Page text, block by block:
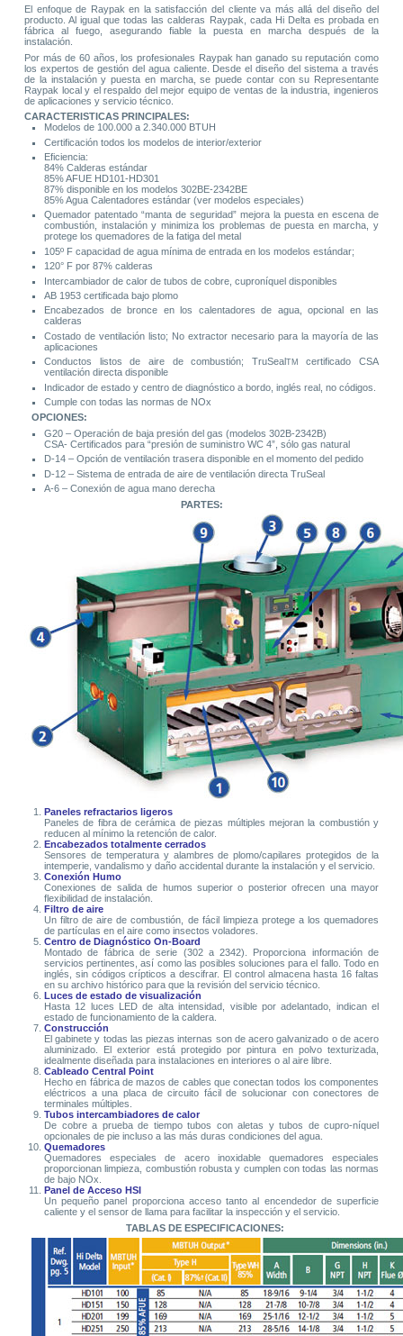
El enfoque de Raypak en la satisfacción del cliente va más allá del diseño del
producto. Al igual que todas las calderas Raypak, cada Hi Delta es probada en
fábrica al fuego, asegurando fiable la puesta en marcha después de la
instalación.
Por más de 60 años, los profesionales Raypak han ganado su reputación como
los expertos de gestión del agua caliente. Desde el diseño del sistema a través
de la instalación y puesta en marcha, se puede contar con su Representante
Raypak local y el respaldo del mejor equipo de ventas de la industria, ingenieros
de aplicaciones y servicio técnico.
CARACTERISTICAS PRINCIPALES:
Modelos de 100.000 a 2.340.000 BTUH
Certificación todos los modelos de interior/exterior
Eficiencia:
84% Calderas estándar
85% AFUE HD101-HD301
87% disponible en los modelos 302BE-2342BE
85% Agua Calentadores estándar (ver modelos especiales)
Quemador patentado “manta de seguridad” mejora la puesta en escena de
combustión, instalación y minimiza los problemas de puesta en marcha, y
protege los quemadores de la fatiga del metal
105º F capacidad de agua mínima de entrada en los modelos estándar;
120° F por 87% calderas
Intercambiador de calor de tubos de cobre, cuproníquel disponibles
AB 1953 certificada bajo plomo
Encabezados de bronce en los calentadores de agua, opcional en las
calderas
Costado de ventilación listo; No extractor necesario para la mayoría de las
aplicaciones
Conductos listos de aire de combustión; TruSealTM
certificado CSA
ventilación directa disponible
Indicador de estado y centro de diagnóstico a bordo, inglés real, no códigos.
Cumple con todas las normas de NOx
OPCIONES:
G20 – Operación de baja presión del gas (modelos 302B-2342B)
CSA- Certificados para “presión de suministro WC 4”, sólo gas natural
D-14 – Opción de ventilación trasera disponible en el momento del pedido
D-12 – Sistema de entrada de aire de ventilación directa TruSeal
A-6 – Conexión de agua mano derecha
PARTES:
Paneles refractarios ligeros
Paneles de fibra de cerámica de piezas múltiples mejoran la combustión y
reducen al mínimo la retención de calor.
Encabezados totalmente cerrados
Sensores de temperatura y alambres de plomo/capilares protegidos de la
intemperie, vandalismo y daño accidental durante la instalación y el servicio.
Conexión Humo
Conexiones de salida de humos superior o posterior ofrecen una mayor
flexibilidad de instalación.
Filtro de aire
Un filtro de aire de combustión, de fácil limpieza protege a los quemadores
de partículas en el aire como insectos voladores.
Centro de Diagnóstico On-Board
Montado de fábrica de serie (302 a 2342). Proporciona información de
servicios pertinentes, así como las posibles soluciones para el fallo. Todo en
inglés, sin códigos crípticos a descifrar. El control almacena hasta 16 faltas
en su archivo histórico para que la revisión del servicio técnico.
Luces de estado de visualización
Hasta 12 luces LED de alta intensidad, visible por adelantado, indican el
estado de funcionamiento de la caldera.
Construcción
El gabinete y todas las piezas internas son de acero galvanizado o de acero
aluminizado. El exterior está protegido por pintura en polvo texturizada,
idealmente diseñada para instalaciones en interiores o al aire libre.
Cableado Central Point
Hecho en fábrica de mazos de cables que conectan todos los componentes
eléctricos a una placa de circuito fácil de solucionar con conectores de
terminales múltiples.
Tubos intercambiadores de calor
De cobre a prueba de tiempo tubos con aletas y tubos de cupro-níquel
opcionales de pie incluso a las más duras condiciones del agua.
Quemadores
Quemadores especiales de acero inoxidable quemadores especiales
proporcionan limpieza, combustión robusta y cumplen con todas las normas
de bajo NOx.
Panel de Acceso HSI
Un pequeño panel proporciona acceso tanto al encendedor de superficie
caliente y el sensor de llama para facilitar la inspección y el servicio.
TABLAS DE ESPECIFICACIONES: